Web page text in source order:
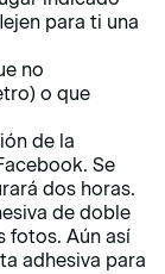
para ti una
no
o que
de la
Se
dos horas.
de doble
fotos. Aún así
adhesiva para